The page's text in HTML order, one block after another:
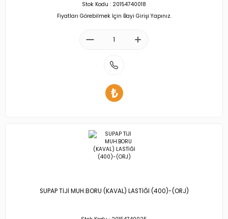
Stok Kodu : 20154740018
Fiyatları Görebilmek İçin Bayi Girişi Yapınız.
SUPAP TİJİ MUH.BORU (KAVAL) LASTİĞİ (400)-(ORJ)